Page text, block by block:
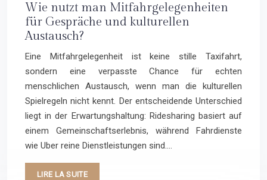
Wie nutzt man Mitfahrgelegenheiten
für Gespräche und kulturellen
Austausch?
Eine Mitfahrgelegenheit ist keine stille Taxifahrt,
sondern eine verpasste Chance für echten
menschlichen Austausch, wenn man die kulturellen
Spielregeln nicht kennt. Der entscheidende Unterschied
liegt in der Erwartungshaltung: Ridesharing basiert auf
einem Gemeinschaftserlebnis, während Fahrdienste
wie Uber reine Dienstleistungen sind….
LIRE LA SUITE